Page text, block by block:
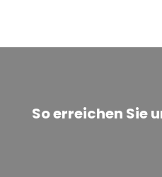
So erreichen Sie